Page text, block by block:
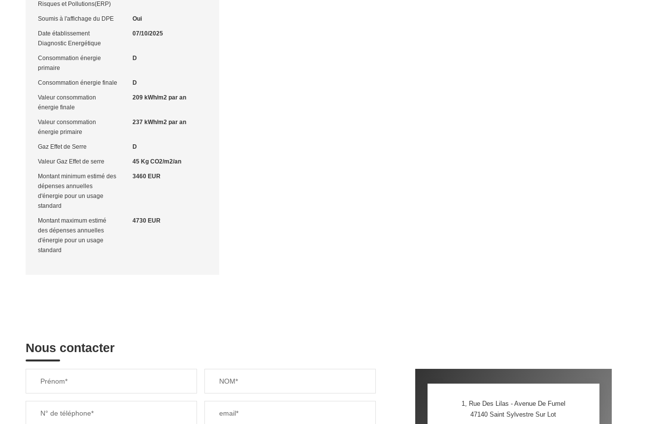
Risques et Pollutions(ERP)
Soumis à l'affichage du DPE Oui
Date établissement
Diagnostic Energétique
07/10/2025
Consommation énergie
primaire
D
Consommation énergie finale D
Valeur consommation
énergie finale
209 kWh/m2 par an
Valeur consommation
énergie primaire
237 kWh/m2 par an
Gaz Effet de Serre D
Valeur Gaz Effet de serre 45 Kg CO2/m2/an
Montant minimum estimé des
dépenses annuelles
d'énergie pour un usage
standard
3460 EUR
Montant maximum estimé
des dépenses annuelles
d'énergie pour un usage
standard
4730 EUR
Nous contacter
Prénom* NOM*
N° de téléphone* email*
1, Rue Des Lilas - Avenue De Fumel
47140Saint Sylvestre Sur Lot